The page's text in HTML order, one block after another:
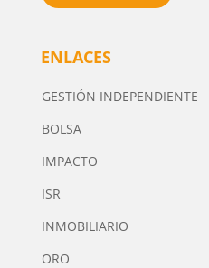
ENLACES
GESTIÓN INDEPENDIENTE
BOLSA
IMPACTO
ISR
INMOBILIARIO
ORO